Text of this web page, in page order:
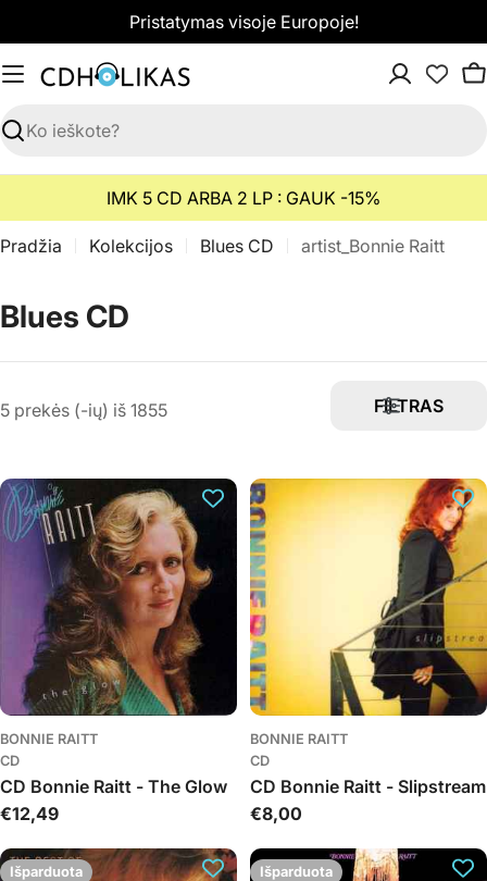
prie
turinio
Pristatymas visoje Europoje!
Paieška
IMK 5 CD ARBA 2 LP : GAUK -15%
Pradžia Kolekcijos Blues CD artist_Bonnie Raitt
K
o
e
c
i
Blues CD
5 prekės (-ių) iš 1855 FILTRAS
BONNIE RAITT
CD
CD Bonnie Raitt - The Glow
Įprasta
€12,49
BONNIE RAITT
CD
CD Bonnie Raitt - Slipstream
Įprasta
€8,00
Išparduota Išparduota